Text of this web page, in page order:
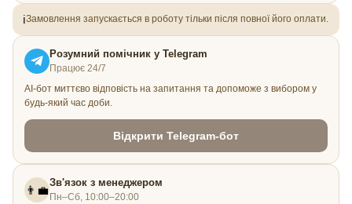
ℹ️Замовлення запускається в роботу тільки після повної його оплати.
Розумний помічник у Telegram
Працює 24/7
AI-бот миттєво відповість на запитання та допоможе з вибором у
будь-який час доби.
Відкрити Telegram-бот
👨‍💼
Зв'язок з менеджером
Пн–Сб, 10:00–20:00